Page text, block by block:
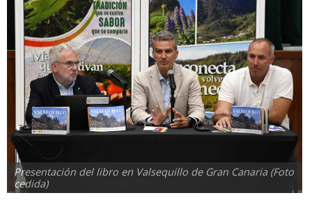
Presentación del libro en Valsequillo de Gran Canaria (Foto
cedida)